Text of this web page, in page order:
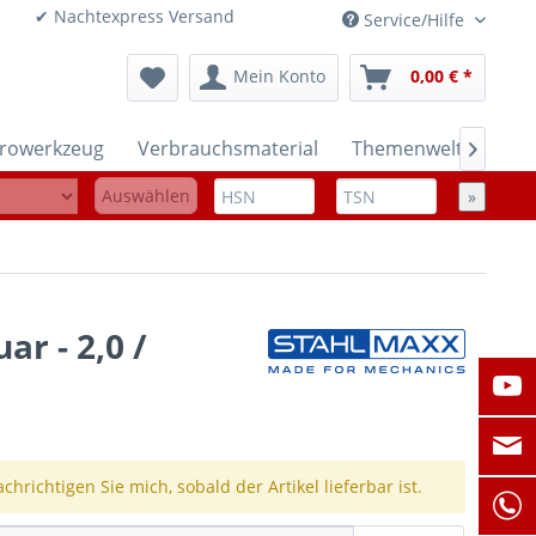
✔ Nachtexpress Versand Service/Hilfe
Mein Konto 0,00 € *
Verbrauchsmaterial Themenwelten

Auswählen »
- 2,0 /
Sie mich, sobald der Artikel lieferbar ist.